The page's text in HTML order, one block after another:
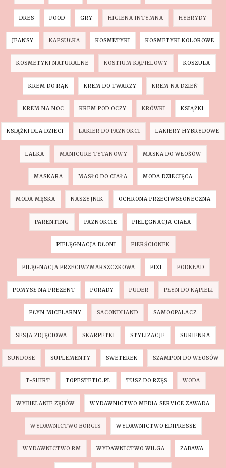
DRES FOOD GRY HIGIENA INTYMNA HYBRYDY
JEANSY KAPSUŁKA KOSMETYKI KOSMETYKI KOLOROWE
KOSMETYKI NATURALNE KOSTIUM KĄPIELOWY KOSZULA
KREM DO RĄK KREM DO TWARZY KREM NA DZIEŃ
KREM NA NOC KREM POD OCZY KRÓWKI KSIĄŻKI
KSIĄŻKI DLA DZIECI LAKIER DO PAZNOKCI LAKIERY HYBRYDOWE
LALKA MANICURE TYTANOWY MASKA DO WŁOŚÓW
MASKARA MASŁO DO CIAŁA MODA DZIECIĘCA
MODA MĘSKA NASZYJNIK OCHRONA PRZECIWSŁONECZNA
PARENTING PAZNOKCIE PIELĘGNACJA CIAŁA
PIELĘGNACJA DŁONI PIERŚCIONEK
PILĘGNACJA PRZECIWZMARSZCZKOWA PIXI PODKŁAD
POMYSŁ NA PREZENT PORADY PUDER PŁYN DO KĄPIELI
PŁYN MICELARNY SACONDHAND SAMOOPALACZ
SESJA ZDJĘCIOWA SKARPETKI STYLIZACJE SUKIENKA
SUNDOSE SUPLEMENTY SWETEREK SZAMPON DO WŁOSÓW
T-SHIRT TOPESTETIC.PL TUSZ DO RZĘS WODA
WYBIELANIE ZĘBÓW WYDAWNICTWO MEDIA SERVICE ZAWADA
WYDAWNICTWO BORGIS WYDAWNICTWO EDIPRESSE
WYDAWNICTWO RM WYDAWNICTWO WILGA ZABAWA